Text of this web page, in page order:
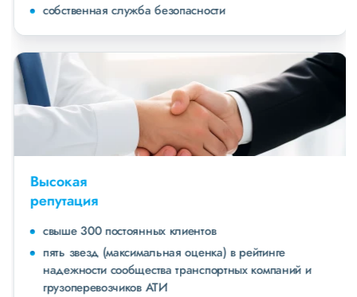
собственная служба безопасности
Высокая
репутация
свыше 300 постоянных клиентов
пять звезд (максимальная оценка) в рейтинге
надежности сообщества транспортных компаний и
грузоперевозчиков АТИ